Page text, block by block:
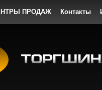
ПРОДАЖ Контакты